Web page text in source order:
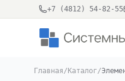
+7 (4812) 54-82-55
Главная/ Каталог/